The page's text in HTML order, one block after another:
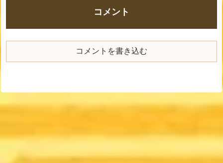
コメント
コメントを書き込む